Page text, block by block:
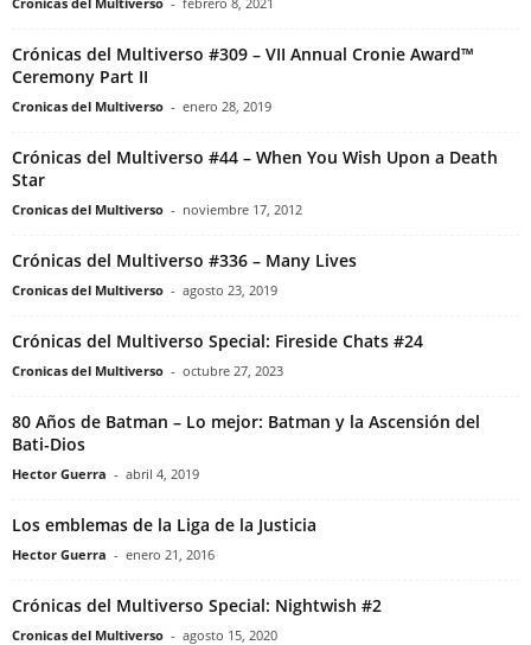
Crónicas del Multiverso #309 – VII Annual Cronie Award™
Ceremony Part II
Cronicas del Multiverso - enero 28, 2019
Crónicas del Multiverso #44 – When You Wish Upon a Death
Star
Cronicas del Multiverso - noviembre 17, 2012
Crónicas del Multiverso #336 – Many Lives
Cronicas del Multiverso - agosto 23, 2019
Crónicas del Multiverso Special: Fireside Chats #24
Cronicas del Multiverso - octubre 27, 2023
80 Años de Batman – Lo mejor: Batman y la Ascensión del
Bati-Dios
Hector Guerra - abril 4, 2019
Los emblemas de la Liga de la Justicia
Hector Guerra - enero 21, 2016
Crónicas del Multiverso Special: Nightwish #2
Cronicas del Multiverso - agosto 15, 2020